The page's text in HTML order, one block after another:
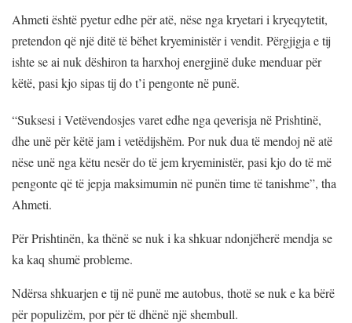
Ahmeti është pyetur edhe për atë, nëse nga kryetari i kryeqytetit,
pretendon që një ditë të bëhet kryeministër i vendit. Përgjigja e tij
ishte se ai nuk dëshiron ta harxhoj energjinë duke menduar për
këtë, pasi kjo sipas tij do t’i pengonte në punë.
“Suksesi i Vetëvendosjes varet edhe nga qeverisja në Prishtinë,
dhe unë për këtë jam i vetëdijshëm. Por nuk dua të mendoj në atë
nëse unë nga këtu nesër do të jem kryeministër, pasi kjo do të më
pengonte që të jepja maksimumin në punën time të tanishme”, tha
Ahmeti.
Për Prishtinën, ka thënë se nuk i ka shkuar ndonjëherë mendja se
ka kaq shumë probleme.
Ndërsa shkuarjen e tij në punë me autobus, thotë se nuk e ka bërë
për populizëm, por për të dhënë një shembull.